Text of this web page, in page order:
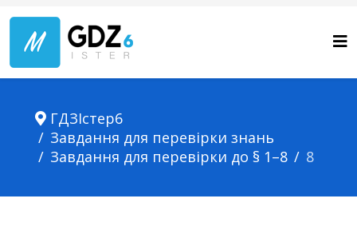
ГДЗІстер6
Завдання для перевірки знань
Завдання для перевірки до § 1–8
8